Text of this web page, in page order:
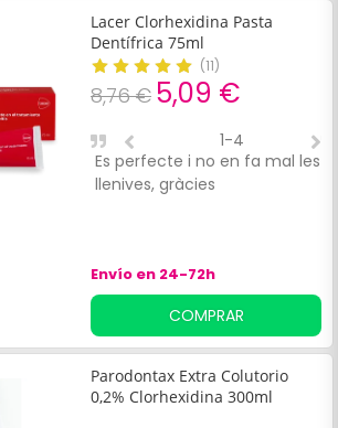
Lacer Clorhexidina Pasta
Dentífrica 75ml
(11)
8,76 € 5,09 €
Es perfecte i no en fa mal les
llenives, gràcies
1-4
Envío en 24-72h
COMPRAR
Parodontax Extra Colutorio
0,2% Clorhexidina 300ml